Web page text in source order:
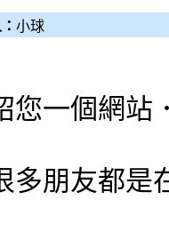
小球
您一個網站
多朋友都是